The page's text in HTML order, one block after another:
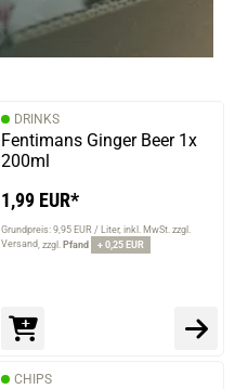
DRINKS
Fentimans Ginger Beer 1x
200ml
1,99 EUR*
Grundpreis: 9,95 EUR / Liter inkl. MwSt. zzgl.
Versand zzgl. Pfand + 0,25 EUR
CHIPS